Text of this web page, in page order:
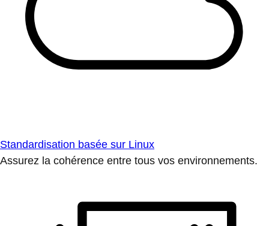
Standardisation basée sur Linux
Assurez la cohérence entre tous vos environnements.